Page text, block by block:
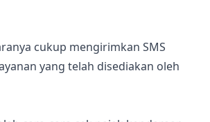
cukup mengirimkan SMS
yang telah disediakan oleh